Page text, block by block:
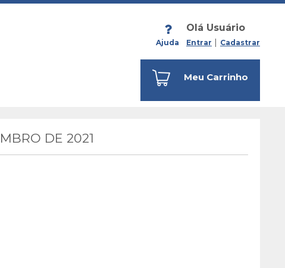
Ajuda
Olá Usuário
Entrar Cadastrar
Meu Carrinho
DE 2021